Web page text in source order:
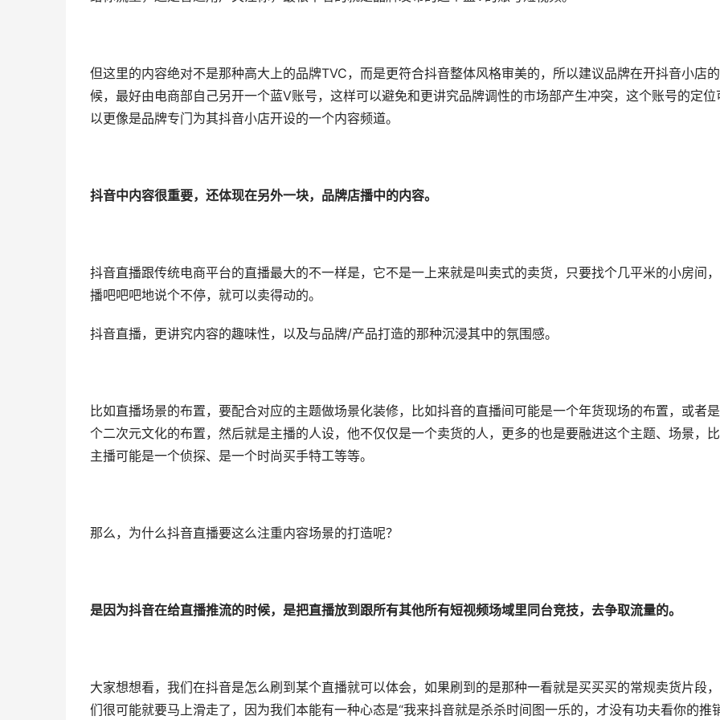
但这里的内容绝对不是那种高大上的品牌TVC，而是更符合抖音整体风格审美的，所以建议品牌在开抖音小店
候，最好由电商部自己另开一个蓝V账号，这样可以避免和更讲究品牌调性的市场部产生冲突，这个账号的定位
以更像是品牌专门为其抖音小店开设的一个内容频道。
抖音中内容很重要，还体现在另外一块，品牌店播中的内容。
抖音直播跟传统电商平台的直播最大的不一样是，它不是一上来就是叫卖式的卖货，只要找个几平米的小房间
播吧吧吧地说个不停，就可以卖得动的。
抖音直播，更讲究内容的趣味性，以及与品牌/产品打造的那种沉浸其中的氛围感。
比如直播场景的布置，要配合对应的主题做场景化装修，比如抖音的直播间可能是一个年货现场的布置，或者
个二次元文化的布置，然后就是主播的人设，他不仅仅是一个卖货的人，更多的也是要融进这个主题、场景，
主播可能是一个侦探、是一个时尚买手特工等等。
那么，为什么抖音直播要这么注重内容场景的打造呢？
是因为抖音在给直播推流的时候，是把直播放到跟所有其他所有短视频场域里同台竞技，去争取流量的。
大家想想看，我们在抖音是怎么刷到某个直播就可以体会，如果刷到的是那种一看就是买买买的常规卖货片段
们很可能就要马上滑走了，因为我们本能有一种心态是“我来抖音就是杀杀时间图一乐的，才没有功夫看你的推